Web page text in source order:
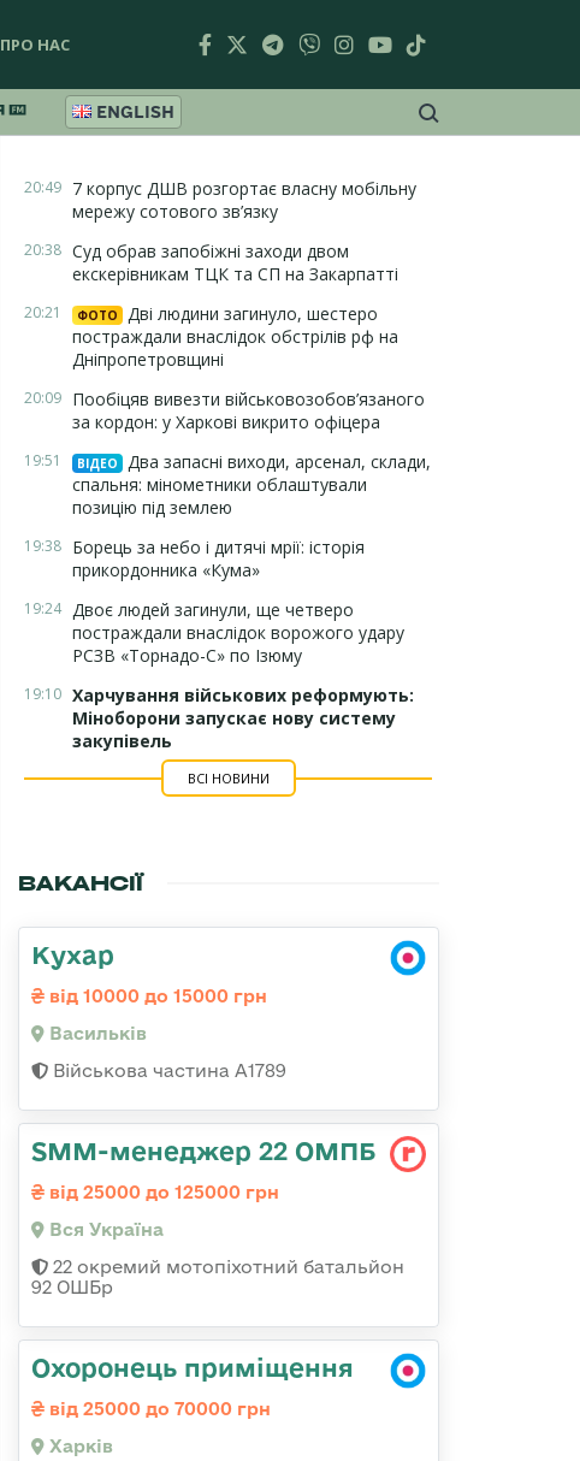
ПРО НАС
ENGLISH
20:49 7 корпус ДШВ розгортає власну мобільну
мережу сотового зв’язку
20:38 Суд обрав запобіжні заходи двом
екскерівникам ТЦК та СП на Закарпатті
20:21 ФОТО
Дві людини загинуло, шестеро
постраждали внаслідок обстрілів рф на
Дніпропетровщині
20:09 Пообіцяв вивезти військовозобов’язаного
за кордон: у Харкові викрито офіцера
19:51 ВІДЕО
Два запасні виходи, арсенал, склади,
спальня: мінометники облаштували
позицію під землею
19:38 Борець за небо і дитячі мрії: історія
прикордонника «Кума»
19:24 Двоє людей загинули, ще четверо
постраждали внаслідок ворожого удару
РСЗВ «Торнадо-С» по Ізюму
19:10 Харчування військових реформують:
Міноборони запускає нову систему
закупівель
ВСІ НОВИНИ
ВАКАНСІЇ
Кухар
від 10000 до 15000 грн
Васильків
Військова частина А1789
SMM-менеджер 22 ОМПБ
від 25000 до 125000 грн
Вся Україна
22 окремий мотопіхотний батальйон
92 ОШБр
Охоронець приміщення
від 25000 до 70000 грн
Харків